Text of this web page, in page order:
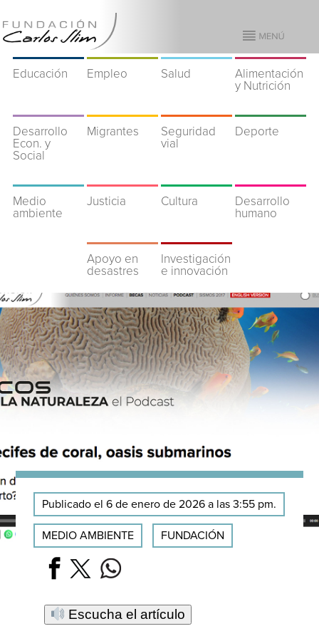
Educación Empleo Salud
Alimentación
y Nutrición
Desarrollo
Econ. y
Social
Migrantes
Seguridad
vial
Deporte
Medio
ambiente
Justicia Cultura
Desarrollo
humano
Apoyo en
desastres
Investigación
e innovación
Publicado el 6 de enero de 2026 a las 3:55 pm.
MEDIO AMBIENTE FUNDACIÓN
Escucha el artículo